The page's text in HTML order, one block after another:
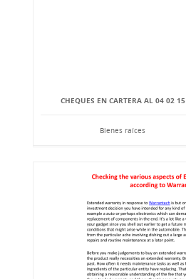
CHEQUES EN CARTERA AL 04 02 15
Bienes raíces